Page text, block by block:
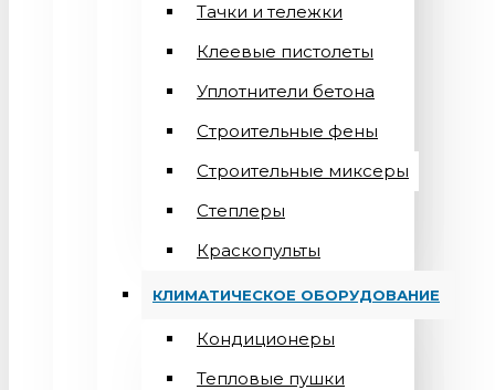
Тачки и тележки
Клеевые пистолеты
Уплотнители бетона
Строительные фены
Строительные миксеры
Степлеры
Краскопульты
КЛИМАТИЧЕСКОЕ ОБОРУДОВАНИЕ
Кондиционеры
Teпловые пушки